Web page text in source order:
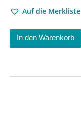
Auf die Merkliste
In den Warenkorb